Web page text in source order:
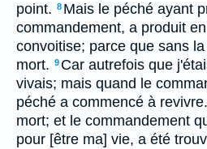
point. 8 Mais le péché ayant
commandement, a produit
convoitise; parce que sans
mort. 9 Car autrefois que
vivais; mais quand le
péché a commencé à revivre.
mort; et le commandement
pour [être ma] vie, a été